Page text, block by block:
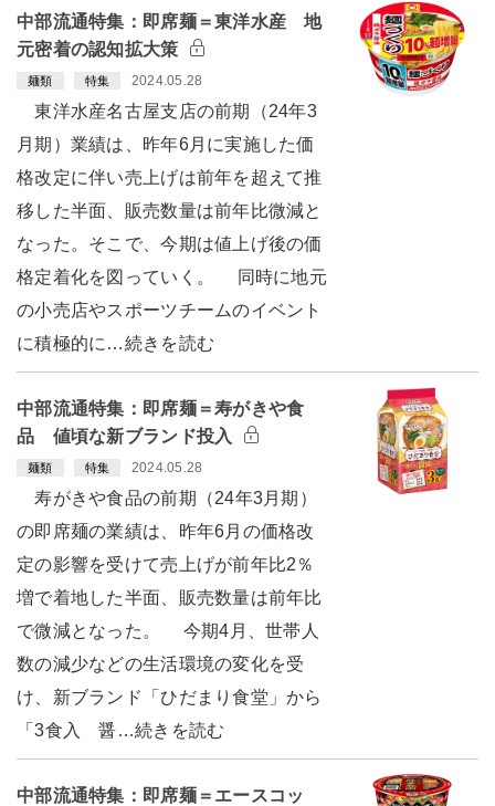
中部流通特集：即席麺＝東洋水産 地
元密着の認知拡大策
麺類 特集 2024.05.28
東洋水産名古屋支店の前期（24年3
月期）業績は、昨年6月に実施した価
格改定に伴い売上げは前年を超えて推
移した半面、販売数量は前年比微減と
なった。そこで、今期は値上げ後の価
格定着化を図っていく。 同時に地元
の小売店やスポーツチームのイベント
に積極的に…続きを読む
中部流通特集：即席麺＝寿がきや食
品 値頃な新ブランド投入
麺類 特集 2024.05.28
寿がきや食品の前期（24年3月期）
の即席麺の業績は、昨年6月の価格改
定の影響を受けて売上げが前年比2％
増で着地した半面、販売数量は前年比
で微減となった。 今期4月、世帯人
数の減少などの生活環境の変化を受
け、新ブランド「ひだまり食堂」から
「3食入 醤…続きを読む
中部流通特集：即席麺＝エースコッ